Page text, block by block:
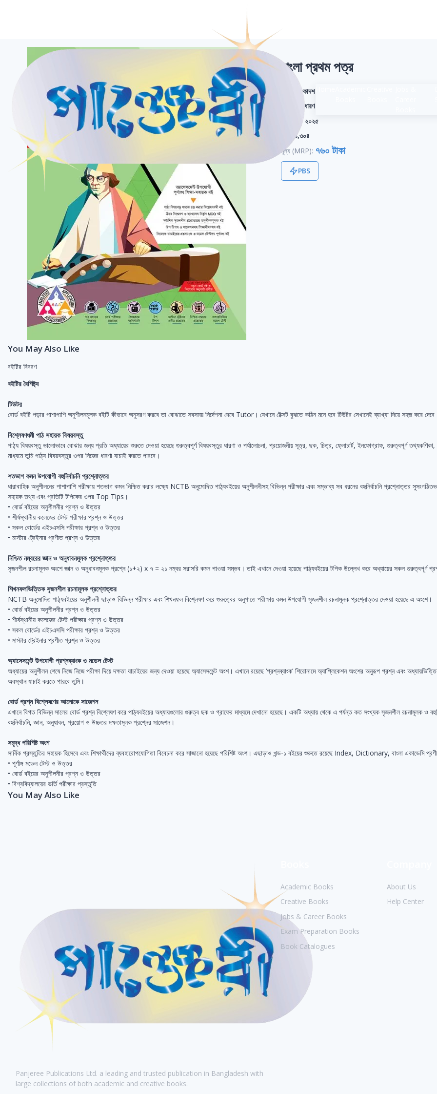
বাংলা প্রথম পত্র
একাদশ
সাধারণ
২০২৫
১,৩০৪
মূল্য (MRP): ৭৬০ টাকা
PBS
You May Also Like
বইটির বিবরণ
বইটির বৈশিষ্ট্য
টিউটর
বোর্ড বইটি পড়ার পাশাপাশি অনুশীলনমূলক বইটি কীভাবে অনুসরণ করবে তা বোঝাতে সবসময় নির্দেশনা দেবে Tutor। যেখানে টেক্সট বুঝতে কঠিন মনে হবে টিউটর সেখানেই ব্যাখ্যা দিয়ে সহজ করে
বিশ্লেষণধর্মী পাঠ সহায়ক বিষয়বস্তু
পাঠ্য বিষয়বস্তু ভালোভাবে বোঝার জন্য প্রতি অধ্যায়ের শুরুতে দেওয়া হয়েছে গুরুত্বপূর্ণ বিষয়বস্তুর ধারণা ও পর্যালোচনা, প্রয়োজনীয় সূত্র, ছক, চিত্র, ফ্লোচার্ট, ইনফোগ্রাফ, গুরুত্বপূর্ণ
মাধ্যমে তুমি পাঠ্য বিষয়বস্তুর ওপর নিজের ধারণা যাচাই করতে পারবে।
শতভাগ কমন উপযোগী বহুনির্বাচনি প্রশ্নোত্তর
ধারাবাহিক অনুশীলনের পাশাপাশি পরীক্ষায় শতভাগ কমন নিশ্চিত করার লক্ষ্যে NCTB অনুমোদিত পাঠ্যবইয়ের অনুশীলনীসহ বিভিন্ন পরীক্ষার এবং সম্ভাব্য সব ধরনের বহুনির্বাচনি প্রশ্নোত্তর
সহায়ক তথ্য এবং প্রতিটি টপিকের ওপর Top Tips।
• বোর্ড বইয়ের অনুশীলনীর প্রশ্ন ও উত্তর
• শীর্ষস্থানীয় কলেজের টেস্ট পরীক্ষার প্রশ্ন ও উত্তর
• সকল বোর্ডের এইচএসসি পরীক্ষার প্রশ্ন ও উত্তর
• মাস্টার ট্রেইনার প্রণীত প্রশ্ন ও উত্তর
নিশ্চিত নম্বরের জ্ঞান ও অনুধাবনমূলক প্রশ্নোত্তর
সৃজনশীল রচনামূলক অংশে জ্ঞান ও অনুধাবনমূলক প্রশ্নে (১+২) x ৭ = ২১ নম্বর সরাসরি কমন পাওয়া সম্ভব। তাই এখানে দেওয়া হয়েছে পাঠ্যবইয়ের টপিক উল্লেখ করে অধ্যায়ের সকল গুরুত্বপূর্ণ
শিখনফলভিত্তিক সৃজনশীল রচনামূলক প্রশ্নোত্তর
NCTB অনুমোদিত পাঠ্যবইয়ের অনুশীলনী ছাড়াও বিভিন্ন পরীক্ষার এবং শিখনফল বিশ্লেষণ করে গুরুত্বের অনুপাতে পরীক্ষায় কমন উপযোগী সৃজনশীল রচনামূলক প্রশ্নোত্তর দেওয়া হয়েছে এ অংশে।
• বোর্ড বইয়ের অনুশীলনীর প্রশ্ন ও উত্তর
• শীর্ষস্থানীয় কলেজের টেস্ট পরীক্ষার প্রশ্ন ও উত্তর
• সকল বোর্ডের এইচএসসি পরীক্ষার প্রশ্ন ও উত্তর
• মাস্টার ট্রেইনার প্রণীত প্রশ্ন ও উত্তর
অ্যাসেসমেন্ট উপযোগী প্রশ্নব্যাংক ও মডেল টেস্ট
অধ্যায়ের অনুশীলন শেষে নিজে নিজে পরীক্ষা দিয়ে দক্ষতা যাচাইয়ের জন্য দেওয়া হয়েছে অ্যাসেসমেন্ট অংশ। এখানে রয়েছে ‘প্রশ্নব্যাংক’ শিরোনামে অ্যাপ্লিকেশন অংশের অনুরূপ প্রশ্ন এবং
অবস্থান যাচাই করতে পারবে তুমি।
বোর্ড প্রশ্ন বিশ্লেষণের আলোকে সাজেশন
এখানে বিগত বিভিন্ন সালের বোর্ড প্রশ্ন বিশ্লেষণ করে পাঠ্যবইয়ের অধ্যায়গুলোর গুরুত্ব ছক ও গ্রাফের মাধ্যমে দেখানো হয়েছে। একটি অধ্যায় থেকে এ পর্যন্ত কত সংখ্যক সৃজনশীল রচনামূলক ও
বহুনির্বাচনি, জ্ঞান, অনুধাবন, প্রয়োগ ও উচ্চতর দক্ষতামূলক প্রশ্নের সাজেশন।
সমৃদ্ধ পরিশিষ্ট অংশ
সার্বিক প্রস্তুতির সহায়ক হিসেবে এবং শিক্ষার্থীদের ব্যবহারোপযোগিতা বিবেচনা করে সাজানো হয়েছে পরিশিষ্ট অংশ। এছাড়াও খন্ড-১ বইয়ের শুরুতে রয়েছে Index, Dictionary, বাংলা একাডেমি
• পূর্ণাঙ্গ মডেল টেস্ট ও উত্তর
• বোর্ড বইয়ের অনুশীলনীর প্রশ্ন ও উত্তর
• বিশ্ববিদ্যালয়ের ভর্তি পরীক্ষার প্রস্তুতি
You May Also Like
Panjeree Publications Ltd. a leading and trusted publication in Bangladesh with
large collections of both academic and creative books.
Academic Books
Creative Books
Jobs & Career Books
Exam Preparation Books
Book Catalogues
About Us
Help Center